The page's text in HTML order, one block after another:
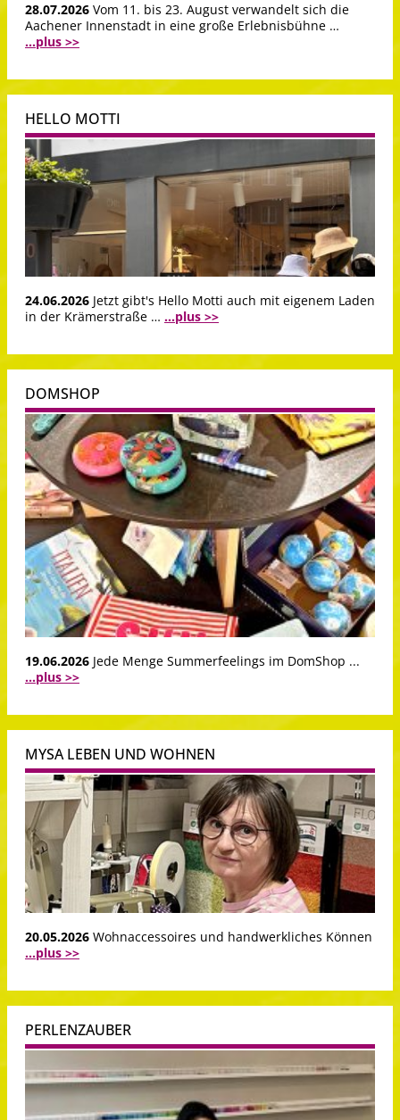
28.07.2026 Vom 11. bis 23. August verwandelt sich die
Aachener Innenstadt in eine große Erlebnisbühne …
...plus >>
HELLO MOTTI
24.06.2026 Jetzt gibt's Hello Motti auch mit eigenem Laden
in der Krämerstraße … ...plus >>
DOMSHOP
19.06.2026 Jede Menge Summerfeelings im DomShop ...
...plus >>
MYSA LEBEN UND WOHNEN
20.05.2026 Wohnaccessoires und handwerkliches Können
...plus >>
PERLENZAUBER